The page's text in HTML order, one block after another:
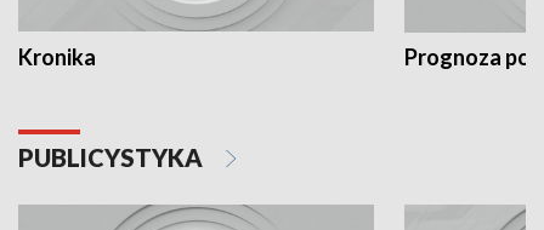
Kronika Prognoza
PUBLICYSTYKA